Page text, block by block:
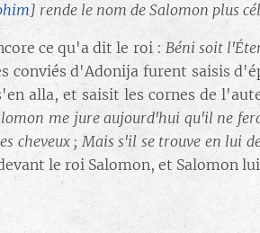
] rende le nom de Salomon plus
ce qu'a dit le roi : Béni soit
conviés d'Adonija furent saisis
alla, et saisit les cornes de
me jure aujourd'hui qu'il ne
cheveux ; Mais s'il se trouve en lui
le roi Salomon, et Salomon